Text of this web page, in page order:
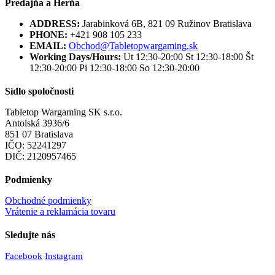
Predajňa a Herňa
ADDRESS: Jarabinková 6B, 821 09 Ružinov Bratislava
PHONE: +421 908 105 233
EMAIL: Obchod@Tabletopwargaming.sk
Working Days/Hours: Ut 12:30-20:00 St 12:30-18:00 Št
12:30-20:00 Pi 12:30-18:00 So 12:30-20:00
Sídlo spoločnosti
Tabletop Wargaming SK s.r.o.
Antolská 3936/6
851 07 Bratislava
IČO: 52241297
DIČ: 2120957465
Podmienky
Obchodné podmienky
Vrátenie a reklamácia tovaru
Sledujte nás
Facebook Instagram